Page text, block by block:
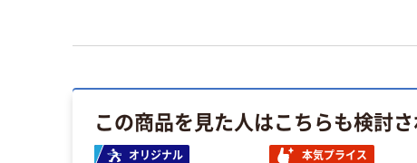
この商品を見た人はこちらも検討
オリジナル 本気プライス